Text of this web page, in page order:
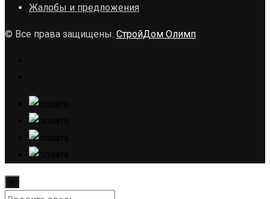
Жалобы и предложения
© Все права защищены. СтройДом Олимп